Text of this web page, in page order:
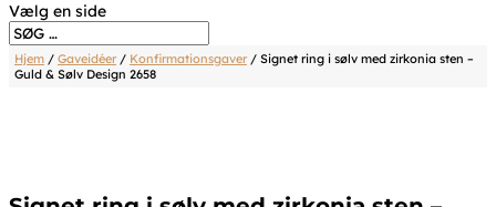
Vælg en side
Hjem / Gaveidéer/ Konfirmationsgaver/ Signet ring i sølv med zirkonia sten –
Guld & Sølv Design 2658